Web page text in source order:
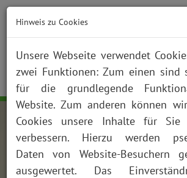
NOTFALL KONTAKT ANFAHRT
Hinweis zu Cookies
Unsere Webseite verwendet
zwei Funktionen: Zum einen sind
für die grundlegende
Website. Zum anderen können
Cookies unsere Inhalte für
verbessern. Hierzu werden
Daten von Website-Besuchern
ausgewertet. Das